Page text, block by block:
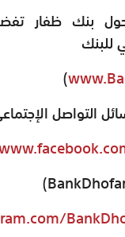
بنك ظفار
للبنك
)
التواصل